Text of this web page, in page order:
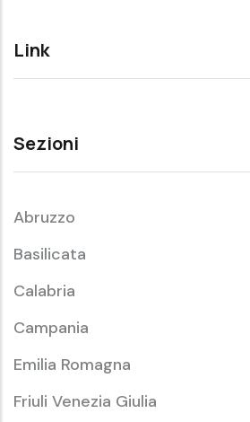
Link
Sezioni
Abruzzo
Basilicata
Calabria
Campania
Emilia Romagna
Friuli Venezia Giulia